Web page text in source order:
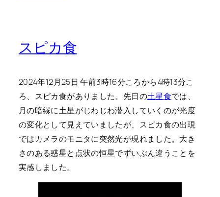
スピカ食
2024年12月25日 午前3時16分ころから4時13分こ
ろ、スピカ食がありました。先日の土星食では、
月の暗縁に土星がじわじわ潜入していくのが光度
の変化として見えていましたが、スピカ食の出現
ではカメラのモニタに突然光が現れました。大き
さのある惑星と点状の恒星でずいぶん違うことを
実感しました。